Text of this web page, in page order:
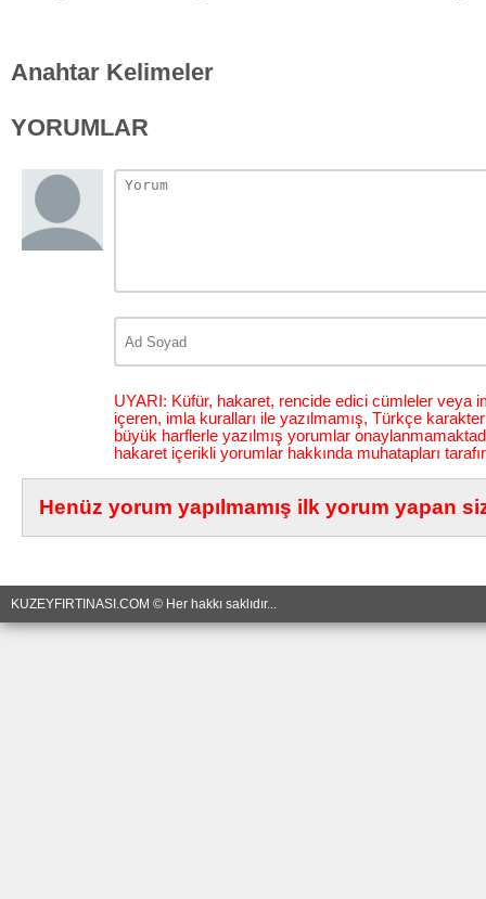
Anahtar Kelimeler
YORUMLAR
UYARI: Küfür, hakaret, rencide edici cümleler veya
içeren, imla kuralları ile yazılmamış, Türkçe
büyük harflerle yazılmış yorumlar
hakaret içerikli yorumlar hakkında muhatapları
Henüz yorum yapılmamış ilk yorum yapan
KUZEYFIRTINASI.COM © Her hakkı saklıdır...